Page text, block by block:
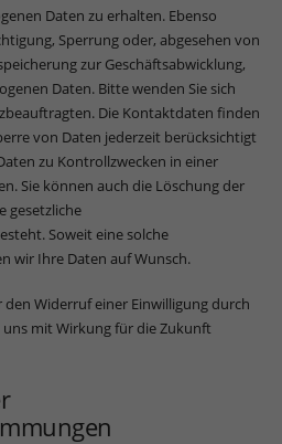
Daten zu erhalten. Ebenso
Sperrung oder, abgesehen von
zur Geschäftsabwicklung,
Daten. Bitte wenden Sie sich
Die Kontaktdaten finden
von Daten jederzeit berücksichtigt
zu Kontrollzwecken in einer
Sie können auch die Löschung der
gesetzliche
Soweit eine solche
wir Ihre Daten auf Wunsch.
Widerruf einer Einwilligung durch
mit Wirkung für die Zukunft